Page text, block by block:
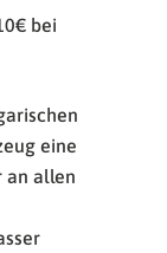
bei
eine
an allen